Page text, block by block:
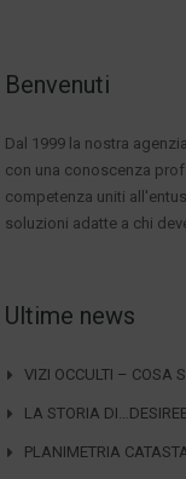
Benvenuti
Dal 1999 la nostra
con una conoscenza
competenza uniti
soluzioni adatte a chi
Ultime news
VIZI OCCULTI – COSA
LA STORIA
PLANIMETRIA